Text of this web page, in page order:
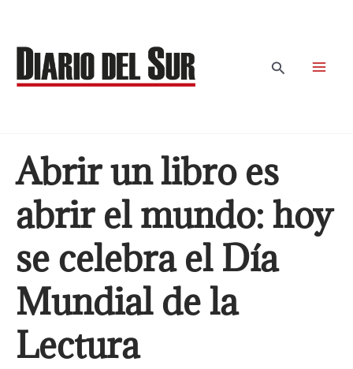
contenido
Buscar
Abrir un libro es
abrir el mundo: hoy
se celebra el Día
Mundial de la
Lectura